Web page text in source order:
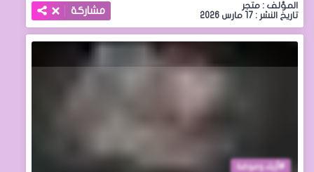
المؤلف : متجر
تاريخ النشر : 17 مارس 2026
مشاركة
أزياء وموضة